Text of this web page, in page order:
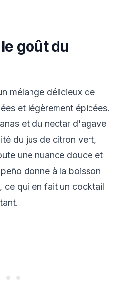
goût du
mélange délicieux de
et légèrement épicées.
et du nectar d'agave
du jus de citron vert,
une nuance douce et
donne à la boisson
ce qui en fait un cocktail